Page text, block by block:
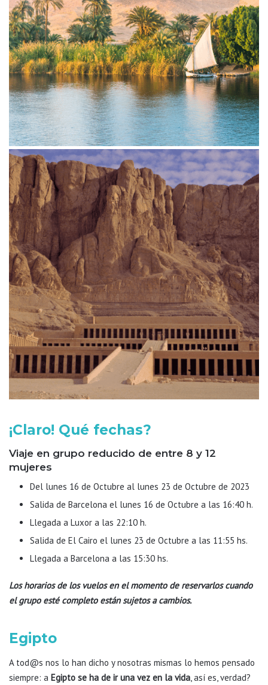
¡Claro! Qué fechas?
Viaje en grupo reducido de entre 8 y 12
mujeres
Del lunes 16 de Octubre al lunes 23 de Octubre de 2023
Salida de Barcelona el lunes 16 de Octubre a las 16:40 h.
Llegada a Luxor a las 22:10 h.
Salida de El Cairo el lunes 23 de Octubre a las 11:55 hs.
Llegada a Barcelona a las 15:30 hs.
Los horarios de los vuelos en el momento de reservarlos cuando
el grupo esté completo están sujetos a cambios.
Egipto
A tod@s nos lo han dicho y nosotras mismas lo hemos pensado
siempre: a Egipto se ha de ir una vez en la vida , así es, verdad?